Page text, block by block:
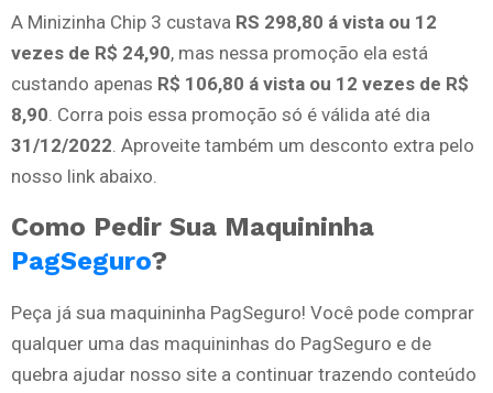
A Minizinha Chip 3 custava RS 298,80 á vista ou 12
vezes de R$ 24,90, mas nessa promoção ela está
custando apenas R$ 106,80 á vista ou 12 vezes de R$
8,90. Corra pois essa promoção só é válida até dia
31/12/2022. Aproveite também um desconto extra pelo
nosso link abaixo.
Como Pedir Sua Maquininha
PagSeguro?
Peça já sua maquininha PagSeguro! Você pode comprar
qualquer uma das maquininhas do PagSeguro e de
quebra ajudar nosso site a continuar trazendo conteúdo